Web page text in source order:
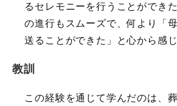
るセレモニーを行うことができ
の進行もスムーズで、何より「
送ることができた」と心から感じ
教訓
この経験を通じて学んだのは、